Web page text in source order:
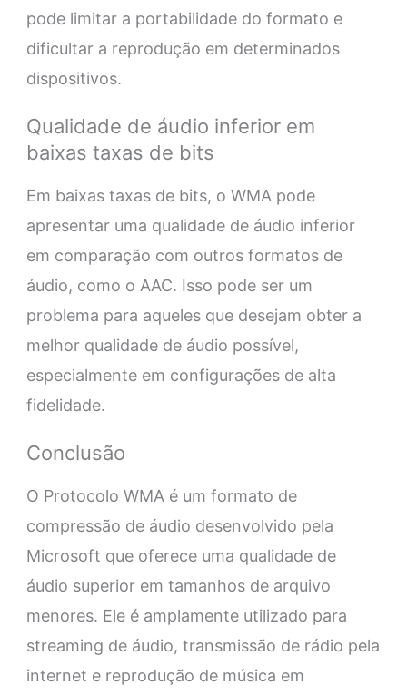
pode limitar a portabilidade do formato e
dificultar a reprodução em determinados
dispositivos.
Qualidade de áudio inferior em
baixas taxas de bits
Em baixas taxas de bits, o WMA pode
apresentar uma qualidade de áudio inferior
em comparação com outros formatos de
áudio, como o AAC. Isso pode ser um
problema para aqueles que desejam obter a
melhor qualidade de áudio possível,
especialmente em configurações de alta
fidelidade.
Conclusão
O Protocolo WMA é um formato de
compressão de áudio desenvolvido pela
Microsoft que oferece uma qualidade de
áudio superior em tamanhos de arquivo
menores. Ele é amplamente utilizado para
streaming de áudio, transmissão de rádio pela
internet e reprodução de música em